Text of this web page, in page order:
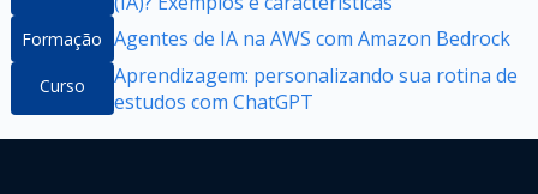
Formação Agentes de IA na AWS com Amazon Bedrock
Curso
Aprendizagem: personalizando sua rotina de
estudos com ChatGPT